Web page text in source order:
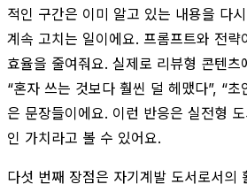
적인 구간은 이미 알고 있는 내용을 다
계속 고치는 일이에요. 프롬프트와 전략
효율을 줄여줘요. 실제로 리뷰형 콘텐츠
“혼자 쓰는 것보다 훨씬 덜 헤맸다”, “
은 문장들이에요. 이런 반응은 실전형
인 가치라고 볼 수 있어요.
다섯 번째 장점은 자기계발 도서로서의